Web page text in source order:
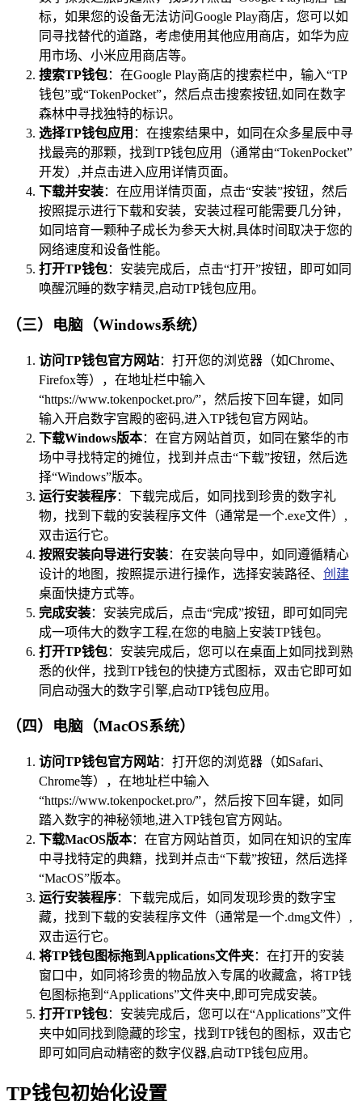
标，如果您的设备无法访问Google Play商店，您可以如
同寻找替代的道路，考虑使用其他应用商店，如华为应
用市场、小米应用商店等。
搜索TP钱包：在Google Play商店的搜索栏中，输入“TP
钱包”或“TokenPocket”，然后点击搜索按钮,如同在数字
森林中寻找独特的标识。
选择TP钱包应用 ：在搜索结果中，如同在众多星辰中寻
找最亮的那颗，找到TP钱包应用（通常由“TokenPocket”
开发）,并点击进入应用详情页面。
下载并安装：在应用详情页面，点击“安装”按钮，然后
按照提示进行下载和安装，安装过程可能需要几分钟，
如同培育一颗种子成长为参天大树,具体时间取决于您的
网络速度和设备性能。
打开TP钱包：安装完成后，点击“打开”按钮，即可如同
唤醒沉睡的数字精灵,启动TP钱包应用。
（三）电脑（Windows系统）
访问TP钱包官方网站：打开您的浏览器（如Chrome、
Firefox等），在地址栏中输入
“https://www.tokenpocket.pro/”，然后按下回车键，如同
输入开启数字宫殿的密码,进入TP钱包官方网站。
下载Windows版本：在官方网站首页，如同在繁华的市
场中寻找特定的摊位，找到并点击“下载”按钮，然后选
择“Windows”版本。
运行安装程序：下载完成后，如同找到珍贵的数字礼
物，找到下载的安装程序文件（通常是一个.exe文件）,
双击运行它。
按照安装向导进行安装：在安装向导中，如同遵循精心
设计的地图，按照提示进行操作，选择安装路径、 创建
桌面快捷方式等。
完成安装：安装完成后，点击“完成”按钮，即可如同完
成一项伟大的数字工程,在您的电脑上安装TP钱包。
打开TP钱包：安装完成后，您可以在桌面上如同找到熟
悉的伙伴，找到TP钱包的快捷方式图标，双击它即可如
同启动强大的数字引擎,启动TP钱包应用。
（四）电脑（MacOS系统）
访问TP钱包官方网站：打开您的浏览器（如Safari、
Chrome等），在地址栏中输入
“https://www.tokenpocket.pro/”，然后按下回车键，如同
踏入数字的神秘领地,进入TP钱包官方网站。
下载MacOS版本：在官方网站首页，如同在知识的宝库
中寻找特定的典籍，找到并点击“下载”按钮，然后选择
“MacOS”版本。
运行安装程序：下载完成后，如同发现珍贵的数字宝
藏，找到下载的安装程序文件（通常是一个.dmg文件）,
双击运行它。
将TP钱包图标拖到Applications文件夹：在打开的安装
窗口中，如同将珍贵的物品放入专属的收藏盒，将TP钱
包图标拖到“Applications”文件夹中,即可完成安装。
打开TP钱包：安装完成后，您可以在“Applications”文件
夹中如同找到隐藏的珍宝，找到TP钱包的图标，双击它
即可如同启动精密的数字仪器,启动TP钱包应用。
TP钱包初始化设置